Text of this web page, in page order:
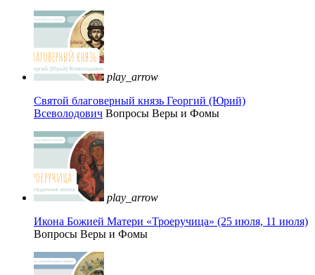
play_arrow
Святой благоверный князь Георгий (Юрий)
Всеволодович Вопросы Веры и Фомы
play_arrow
Икона Божией Матери «Троеручица» (25 июля, 11 июля)
Вопросы Веры и Фомы